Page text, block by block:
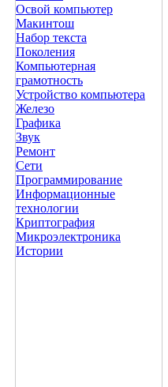
Освой компьютер
Макинтош
Набор текста
Поколения
Компьютерная
грамотность
Устройство компьютера
Железо
Графика
Звук
Ремонт
Сети
Программирование
Информационные
технологии
Криптография
Микроэлектроника
Истории